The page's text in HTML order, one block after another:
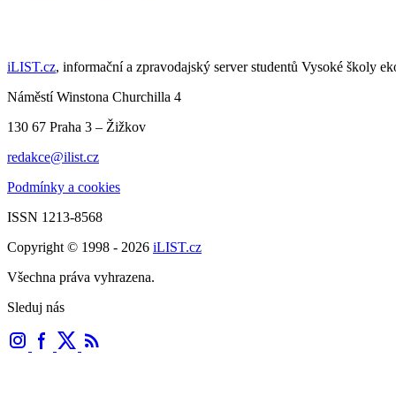
iLIST.cz, informační a zpravodajský server studentů Vysoké školy
Náměstí Winstona Churchilla 4
130 67 Praha 3 – Žižkov
redakce@ilist.cz
Podmínky a cookies
ISSN 1213-8568
Copyright © 1998 - 2026 iLIST.cz
Všechna práva vyhrazena.
Sleduj nás